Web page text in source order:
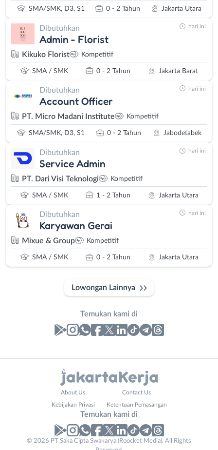
SMA/SMK, D3, S1 0 - 2 Tahun Jakarta Utara
Dibutuhkan
Admin - Florist
Kikuko Florist Kompetitif
SMA / SMK 0 - 2 Tahun Jakarta Barat
hari ini
Dibutuhkan
Account Officer
PT. Micro Madani Institute Kompetitif
SMA/SMK, D3, S1 0 - 2 Tahun Jabodetabek
hari ini
Dibutuhkan
Service Admin
PT. Dari Visi Teknologi Kompetitif
SMA / SMK 1 - 2 Tahun Jakarta Utara
hari ini
Dibutuhkan
Karyawan Gerai
Mixue & Group Kompetitif
SMA / SMK 0 - 2 Tahun Jakarta Utara
hari ini
Lowongan Lainnya
Temukan kami di
No. Telp /
About Us Contact Us
Kebijakan Privasi Ketentuan Pemasangan
Temukan kami di
© 2026 PT Saka Cipta Swakarya (Roocket Media). All Rights